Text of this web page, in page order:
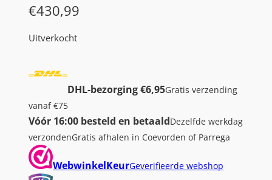
€430,99
Uitverkocht
DHL-bezorging €6,95Gratis verzending
vanaf €75
Vóór 16:00 besteld en betaaldDezelfde werkdag
verzondenGratis afhalen in Coevorden of Parrega
WebwinkelKeurGeverifieerde webshop